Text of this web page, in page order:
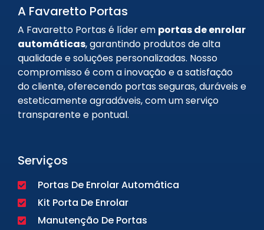
A Favaretto Portas
A Favaretto Portas é líder em portas de enrolar
automáticas, garantindo produtos de alta
qualidade e soluções personalizadas. Nosso
compromisso é com a inovação e a satisfação
do cliente, oferecendo portas seguras, duráveis e
esteticamente agradáveis, com um serviço
transparente e pontual.
Serviços
Portas De Enrolar Automática
Kit Porta De Enrolar
Manutenção De Portas